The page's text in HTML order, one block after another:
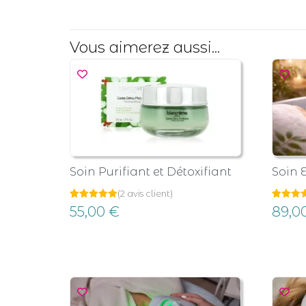
Vous aimerez aussi...
Soin Purifiant et Détoxifiant
Noté
5.00
2
(2 avis client)
55,00 €
Soin
Noté
5.00
4